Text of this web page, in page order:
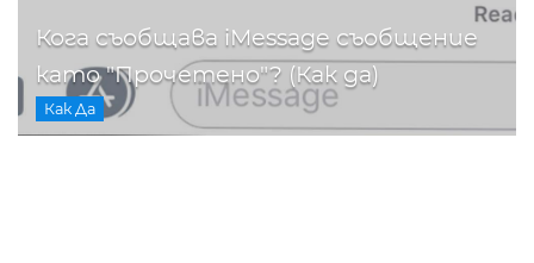
Кога съобщава iMessage съобщение
като "Прочетено"? (Как да)
Как Да